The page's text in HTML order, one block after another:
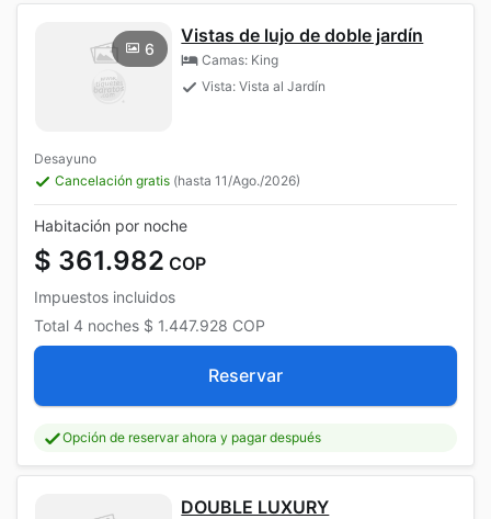
6
Vistas de lujo de doble jardín
Camas: King
Vista: Vista al Jardín
Desayuno
Cancelación gratis (hasta 11/Ago./2026)
Habitación por noche
$ 361.982 COP
Impuestos incluidos
Total 4 noches $ 1.447.928 COP
Reservar
Opción de reservar ahora y pagar después
DOUBLE LUXURY